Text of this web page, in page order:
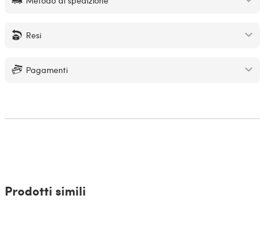
Resi
Pagamenti
Prodotti simili